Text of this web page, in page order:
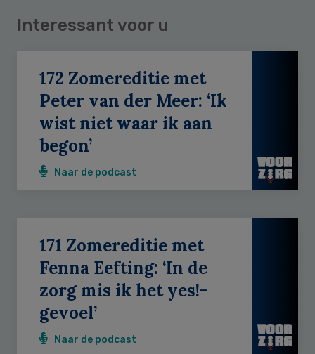
Interessant voor u
172 Zomereditie met
Peter van der Meer: ‘Ik
wist niet waar ik aan
begon’
Naar de podcast
171 Zomereditie met
Fenna Eefting: ‘In de
zorg mis ik het yes!-
gevoel’
Naar de podcast